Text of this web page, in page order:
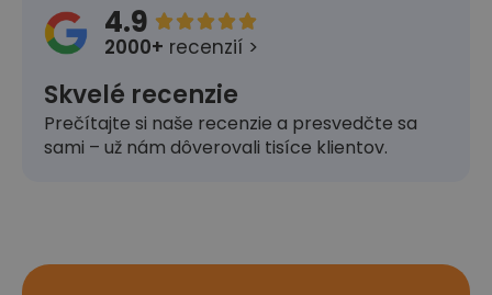
4.9 
2000+ recenzií >
Skvelé recenzie
Prečítajte si naše recenzie a presvedčte sa
sami – už nám dôverovali tisíce klientov.